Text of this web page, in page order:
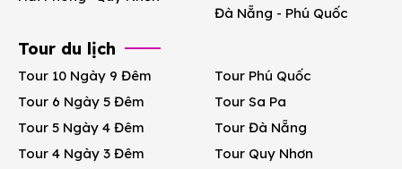
Đà Nẵng - Phú Quốc
Tour du lịch
Tour 10 Ngày 9 Đêm
Tour 6 Ngày 5 Đêm
Tour 5 Ngày 4 Đêm
Tour 4 Ngày 3 Đêm
Tour Phú Quốc
Tour Sa Pa
Tour Đà Nẵng
Tour Quy Nhơn